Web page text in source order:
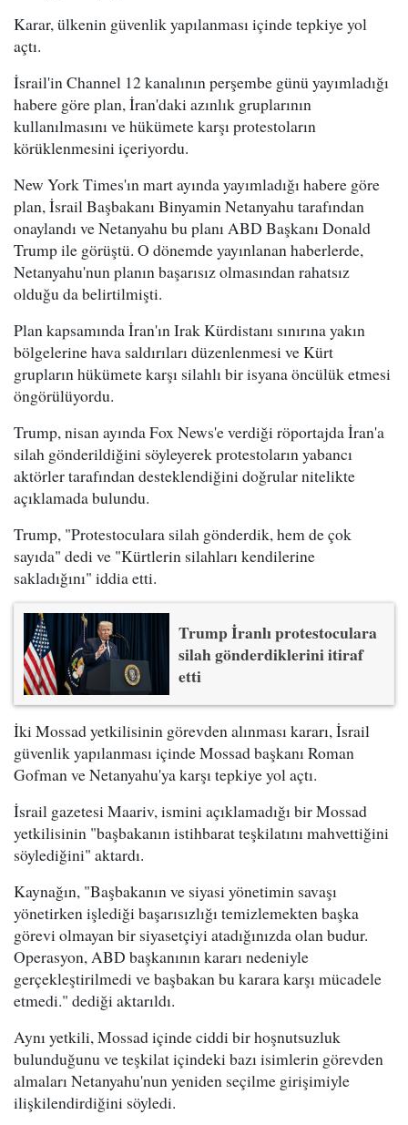
Karar, ülkenin güvenlik yapılanması içinde tepkiye yol
açtı.
İsrail'in Channel 12 kanalının perşembe günü yayımladığı
habere göre plan, İran'daki azınlık gruplarının
kullanılmasını ve hükümete karşı protestoların
körüklenmesini içeriyordu.
New York Times'ın mart ayında yayımladığı habere göre
plan, İsrail Başbakanı Binyamin Netanyahu tarafından
onaylandı ve Netanyahu bu planı ABD Başkanı Donald
Trump ile görüştü. O dönemde yayınlanan haberlerde,
Netanyahu'nun planın başarısız olmasından rahatsız
olduğu da belirtilmişti.
Plan kapsamında İran'ın Irak Kürdistanı sınırına yakın
bölgelerine hava saldırıları düzenlenmesi ve Kürt
grupların hükümete karşı silahlı bir isyana öncülük etmesi
öngörülüyordu.
Trump, nisan ayında Fox News'e verdiği röportajda İran'a
silah gönderildiğini söyleyerek protestoların yabancı
aktörler tarafından desteklendiğini doğrular nitelikte
açıklamada bulundu.
Trump, "Protestoculara silah gönderdik, hem de çok
sayıda" dedi ve "Kürtlerin silahları kendilerine
sakladığını" iddia etti.
Trump İranlı protestoculara
silah gönderdiklerini itiraf
etti
İki Mossad yetkilisinin görevden alınması kararı, İsrail
güvenlik yapılanması içinde Mossad başkanı Roman
Gofman ve Netanyahu'ya karşı tepkiye yol açtı.
İsrail gazetesi Maariv, ismini açıklamadığı bir Mossad
yetkilisinin "başbakanın istihbarat teşkilatını mahvettiğini
söylediğini" aktardı.
Kaynağın, "Başbakanın ve siyasi yönetimin savaşı
yönetirken işlediği başarısızlığı temizlemekten başka
görevi olmayan bir siyasetçiyi atadığınızda olan budur.
Operasyon, ABD başkanının kararı nedeniyle
gerçekleştirilmedi ve başbakan bu karara karşı mücadele
etmedi." dediği aktarıldı.
Aynı yetkili, Mossad içinde ciddi bir hoşnutsuzluk
bulunduğunu ve teşkilat içindeki bazı isimlerin görevden
almaları Netanyahu'nun yeniden seçilme girişimiyle
ilişkilendirdiğini söyledi.